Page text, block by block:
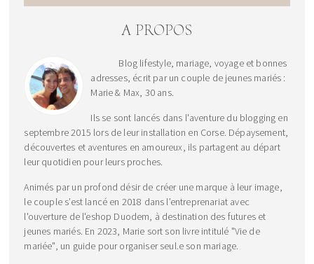
A PROPOS
Blog lifestyle, mariage, voyage et bonnes
adresses, écrit par un couple de jeunes mariés :
Marie & Max, 30 ans.
Ils se sont lancés dans l'aventure du blogging en
septembre 2015 lors de leur installation en Corse. Dépaysement,
découvertes et aventures en amoureux, ils partagent au départ
leur quotidien pour leurs proches.
Animés par un profond désir de créer une marque à leur image,
le couple s’est lancé en 2018 dans l’entreprenariat avec
l'ouverture de l'eshop Duodem, à destination des futures et
jeunes mariés. En 2023, Marie sort son livre intitulé "Vie de
mariée", un guide pour organiser seul.e son mariage.